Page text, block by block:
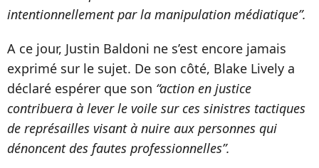
intentionnellement par la manipulation médiatique”.
A ce jour, Justin Baldoni ne s’est encore jamais
exprimé sur le sujet. De son côté, Blake Lively a
déclaré espérer que son “action en justice
contribuera à lever le voile sur ces sinistres tactiques
de représailles visant à nuire aux personnes qui
dénoncent des fautes professionnelles”.